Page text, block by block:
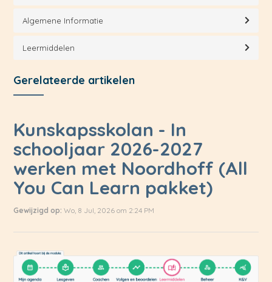
Algemene Informatie
Leermiddelen
Gerelateerde artikelen
Kunskapsskolan - In
schooljaar 2026-2027
werken met Noordhoff (All
You Can Learn pakket)
Gewijzigd op: Wo, 8 Jul, 2026 om 2:24 PM